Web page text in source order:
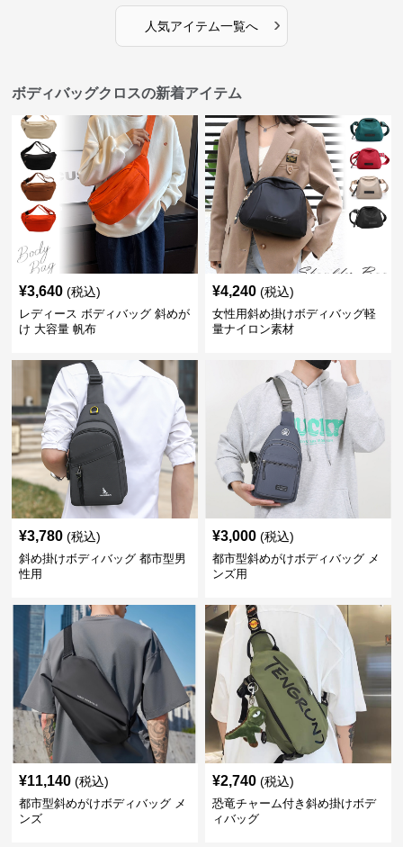
人気アイテム一覧へ ›
ボディバッグクロスの新着アイテム
¥3,640 (税込)
レディース ボディバッグ 斜めが
け 大容量 帆布
¥4,240 (税込)
女性用斜め掛けボディバッグ軽
量ナイロン素材
¥3,780 (税込)
斜め掛けボディバッグ 都市型男
性用
¥3,000 (税込)
都市型斜めがけボディバッグ メ
ンズ用
¥11,140 (税込)
都市型斜めがけボディバッグ メ
ンズ
¥2,740 (税込)
恐竜チャーム付き斜め掛けボデ
ィバッグ